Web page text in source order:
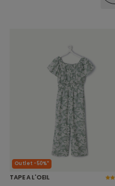
Outlet -50%*
TAPE A L'OEIL